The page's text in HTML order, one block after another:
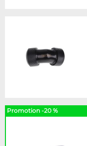
Promotion -20 %